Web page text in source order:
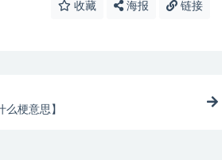
收藏 海报 链接
么梗意思】